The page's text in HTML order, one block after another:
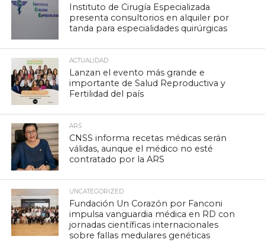
Instituto de Cirugía Especializada
presenta consultorios en alquiler por
tanda para especialidades quirúrgicas
ACTUALIDAD
Lanzan el evento más grande e
importante de Salud Reproductiva y
Fertilidad del país
ARS
CNSS informa recetas médicas serán
válidas, aunque el médico no esté
contratado por la ARS
UNCATEGORIZED
Fundación Un Corazón por Fanconi
impulsa vanguardia médica en RD con
jornadas científicas internacionales
sobre fallas medulares genéticas